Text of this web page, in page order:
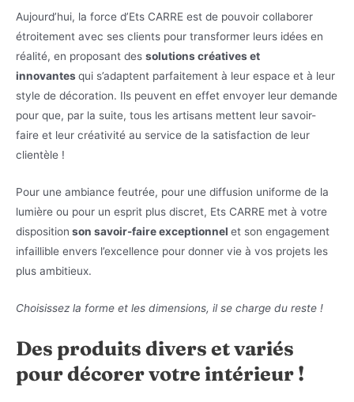
Aujourd’hui, la force d’Ets CARRE est de pouvoir collaborer
étroitement avec ses clients pour transformer leurs idées en
réalité, en proposant des solutions créatives et
innovantesqui s’adaptent parfaitement à leur espace et à leur
style de décoration. Ils peuvent en effet envoyer leur demande
pour que, par la suite, tous les artisans mettent leur savoir-
faire et leur créativité au service de la satisfaction de leur
clientèle !
Pour une ambiance feutrée, pour une diffusion uniforme de la
lumière ou pour un esprit plus discret, Ets CARRE met à votre
disposition son savoir-faire exceptionnel et son engagement
infaillible envers l’excellence pour donner vie à vos projets les
plus ambitieux.
Choisissez la forme et les dimensions, il se charge du reste !
Des produits divers et variés
pour décorer votre intérieur !